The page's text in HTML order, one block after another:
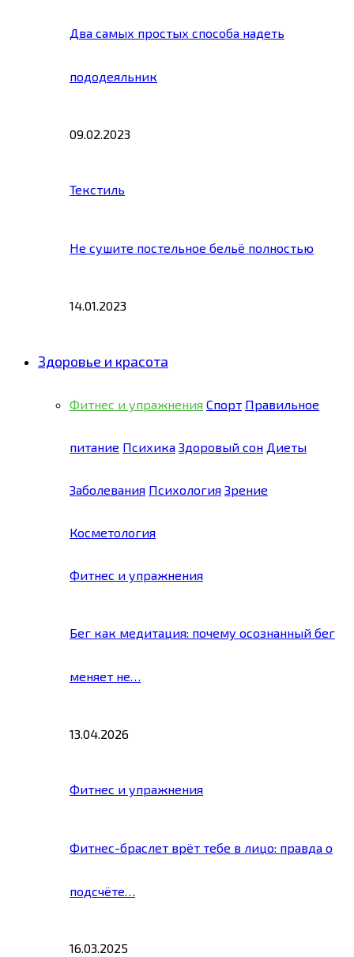
Два самых простых способа надеть
пододеяльник
09.02.2023
Текстиль
Не сушите постельное бельё полностью
14.01.2023
Здоровье и красота
Фитнес и упражнения Спорт Правильное
питание Психика Здоровый сон Диеты
Заболевания Психология Зрение
Косметология
Фитнес и упражнения
Бег как медитация: почему осознанный бег
меняет не…
13.04.2026
Фитнес и упражнения
Фитнес-браслет врёт тебе в лицо: правда о
подсчёте…
16.03.2025